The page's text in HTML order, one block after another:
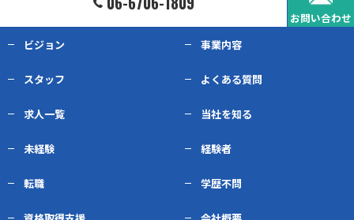
お問い合わせ
ビジョン 事業内容
スタッフ よくある質問
求人一覧 当社を知る
未経験 経験者
転職 学歴不問